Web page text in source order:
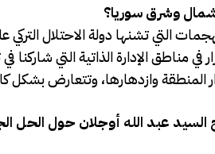
وشرق سوريا؟
التي تشنها دولة الاحتلال
في مناطق الإدارة الذاتية التي
وازدهارها، وتتعارض بشكل
عبد الله أوجلان حول الحل